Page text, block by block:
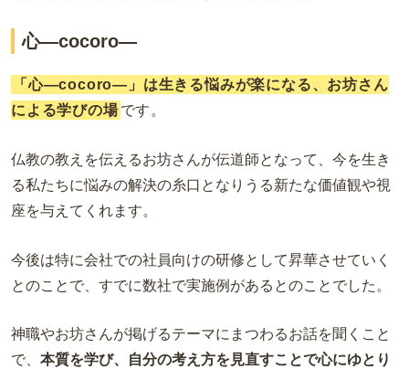
心―cocoro―
「心―cocoro―」は生きる悩みが楽になる、お坊さん
による学びの場です。
仏教の教えを伝えるお坊さんが伝道師となって、今を生き
る私たちに悩みの解決の糸口となりうる新たな価値観や視
座を与えてくれます。
今後は特に会社での社員向けの研修として昇華させていく
とのことで、すでに数社で実施例があるとのことでした。
神職やお坊さんが掲げるテーマにまつわるお話を聞くこと
で、 本質を学び、自分の考え方を見直すことで心にゆとり